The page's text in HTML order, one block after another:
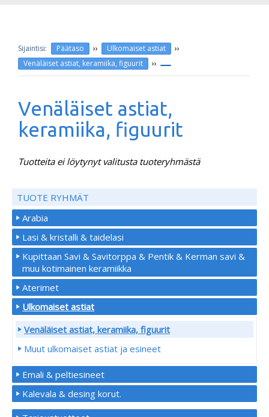
Päätaso ›› Ulkomaiset astiat ››
Venäläiset astiat, keramiika, figuurit ››
Venäläiset astiat,
keramiika, figuurit
Tuotteita ei löytynyt valitusta tuoteryhmästä
TUOTE RYHMÄT
Arabia
Lasi & kristalli & taidelasi
Kupittaan Savi & Savitorppa & Pentik & Kerman savi &
muu kotimainen keramiikka
Aterimet
Ulkomaiset astiat
Venäläiset astiat, keramiika, figuurit
Muut ulkomaiset astiat ja esineet
Emali & peltiesineet
Kalevala & desing korut.